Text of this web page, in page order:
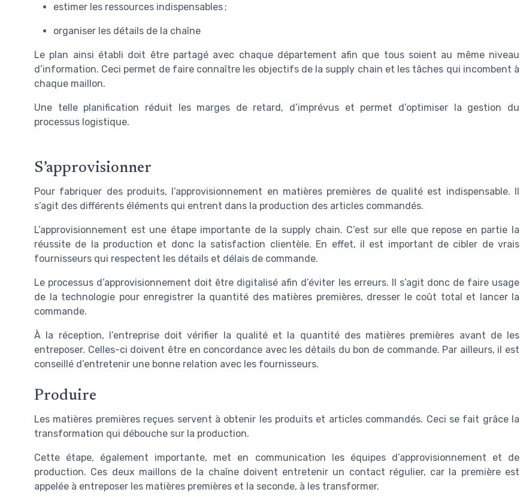
estimer les ressources indispensables ;
organiser les détails de la chaîne
Le plan ainsi établi doit être partagé avec chaque département afin que tous soient au même niveau
d’information. Ceci permet de faire connaître les objectifs de la supply chain et les tâches qui incombent à
chaque maillon.
Une telle planification réduit les marges de retard, d’imprévus et permet d’optimiser la gestion du
processus logistique.
S’approvisionner
Pour fabriquer des produits, l’approvisionnement en matières premières de qualité est indispensable. Il
s’agit des différents éléments qui entrent dans la production des articles commandés.
L’approvisionnement est une étape importante de la supply chain. C’est sur elle que repose en partie la
réussite de la production et donc la satisfaction clientèle. En effet, il est important de cibler de vrais
fournisseurs qui respectent les détails et délais de commande.
Le processus d’approvisionnement doit être digitalisé afin d’éviter les erreurs. Il s’agit donc de faire usage
de la technologie pour enregistrer la quantité des matières premières, dresser le coût total et lancer la
commande.
À la réception, l’entreprise doit vérifier la qualité et la quantité des matières premières avant de les
entreposer. Celles-ci doivent être en concordance avec les détails du bon de commande. Par ailleurs, il est
conseillé d’entretenir une bonne relation avec les fournisseurs.
Produire
Les matières premières reçues servent à obtenir les produits et articles commandés. Ceci se fait grâce la
transformation qui débouche sur la production.
Cette étape, également importante, met en communication les équipes d’approvisionnement et de
production. Ces deux maillons de la chaîne doivent entretenir un contact régulier, car la première est
appelée à entreposer les matières premières et la seconde, à les transformer.